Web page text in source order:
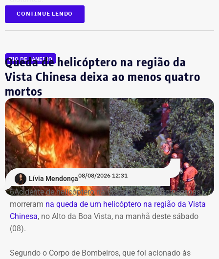
Publicado no Diário Oficial do Estado, o contrato nº
manutenção, gestão logística, diárias e seguros de
passageiros e dos automóveis. O serviço ficará sob
responsabilidade da subsecretaria de Formação, Acesso
a Equipamentos Culturais, Difusão e Inovação.
O contrato terá vigência de 12 meses, contados da
divulgação no Portal Nacional de Contratações Públicas,
com pagamento em 12 parcelas mensais de R$
1.081.500.
Transporte gratuito para ampliar o
acesso à cultura
De acordo com documentos do processo administrativo,
estrutura anterior. A própria secretaria registra que a
CONTINUE LENDO
RIO DE JANEIRO
Queda de helicóptero na região da
Vista Chinesa deixa ao menos quatro
mortos
Lívia Mendonça08/08/2026 12:31
6Acidente de helicóptero na Vista ChineQuatro pessoas
morreram na queda de um helicóptero na região da Vista
Chinesa, no Alto da Boa Vista, na manhã deste sábado
(08).
Segundo o Corpo de Bombeiros, que foi acionado às